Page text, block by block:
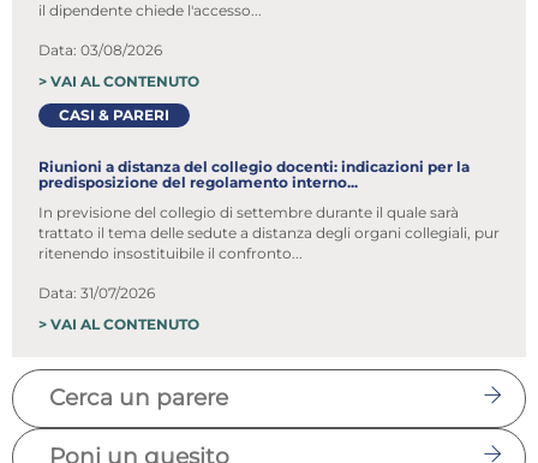
il dipendente chiede l'accesso...
Data: 03/08/2026
> VAI AL CONTENUTO
CASI & PARERI
Riunioni a distanza del collegio docenti: indicazioni per la
predisposizione del regolamento interno...
In previsione del collegio di settembre durante il quale sarà
trattato il tema delle sedute a distanza degli organi collegiali, pur
ritenendo insostituibile il confronto...
Data: 31/07/2026
> VAI AL CONTENUTO